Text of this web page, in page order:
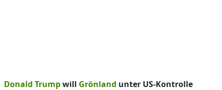
Donald Trumpwill Grönland unter US-Kontrolle